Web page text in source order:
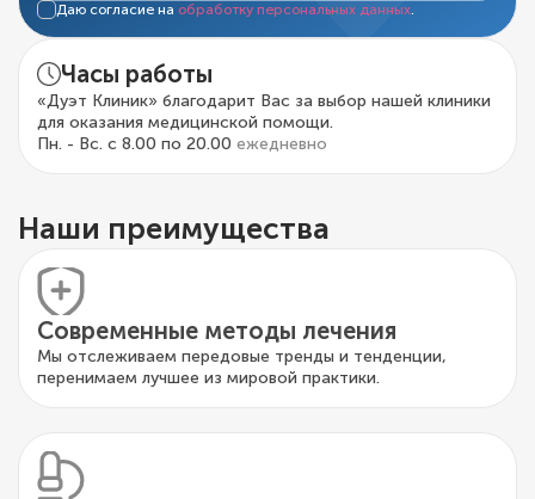
Даю согласие на обработку персональных данных.
Часы работы
«Дуэт Клиник» благодарит Вас за выбор нашей клиники
для оказания медицинской помощи.
Пн. - Вс. с 8.00 по 20.00 ежедневно
Наши преимущества
Современные методы лечения
Мы отслеживаем передовые тренды и тенденции,
перенимаем лучшее из мировой практики.